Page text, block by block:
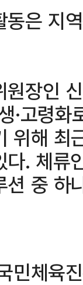
동은 지
원장인
·고령
위해 최
다. 체류
션 중 하
민체육